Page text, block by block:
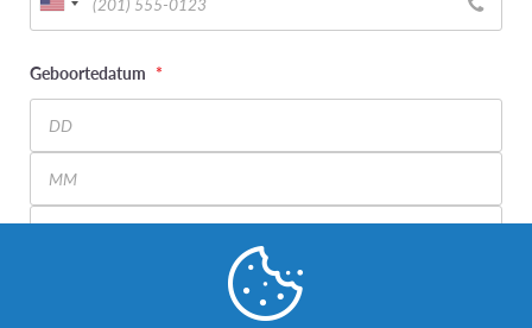
Geboortedatum *
Day
Month
Wat is uw genderidentiteit? (kandidaat-deelnemer)